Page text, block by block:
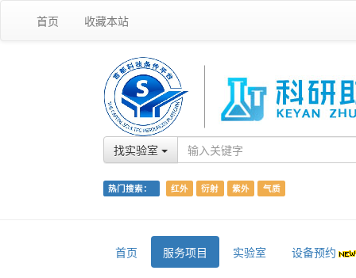
首页 收藏本站
找实验室
热门搜索： 红外 衍射 紫外 气质
首页 服务项目 实验室 设备预约